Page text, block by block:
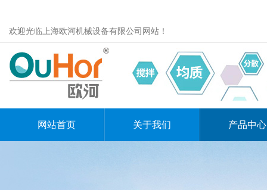
欢迎光临上海欧河机械设备有限公司网站！
网站首页 关于我们 产品中心